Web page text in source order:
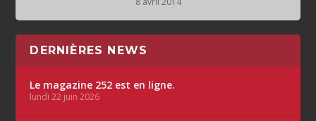
DERNIÈRES NEWS
Le magazine 252 est en ligne.
lundi 22 juin 2026